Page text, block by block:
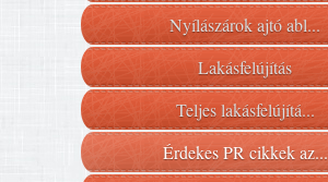
Nyílászárok ajtó abl...
Lakásfelújítás
Teljes lakásfelújítá...
Érdekes PR cikkek az...